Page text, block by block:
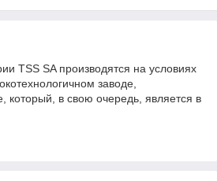
TSS SA производятся на условиях
заводе,
который, в свою очередь, является в